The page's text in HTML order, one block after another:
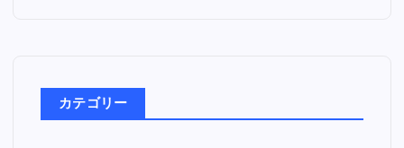
カテゴリー